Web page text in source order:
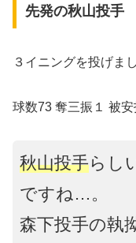
先発の秋山投手
３イニングを投げまし
球数73 奪三振１ 被安
秋山投手らし
ですね…。
森下投手の執